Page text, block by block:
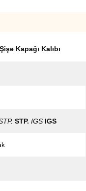
Kapağı Kalıbı
STP. IGS IGS